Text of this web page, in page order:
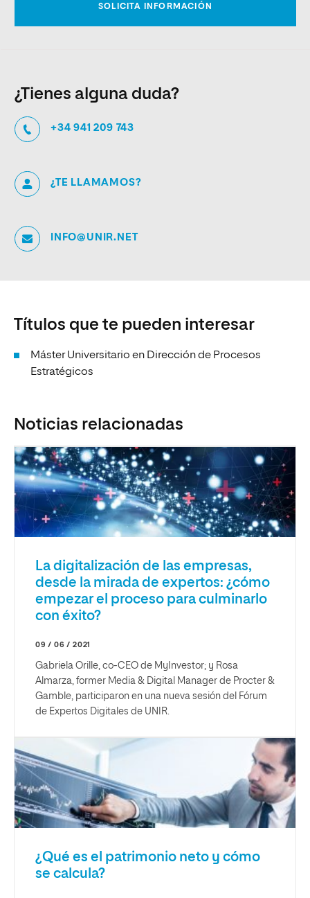
¿Tienes alguna duda?
+34 941 209 743
¿TE LLAMAMOS?
INFO@UNIR.NET
Títulos que te pueden interesar
Máster Universitario en Dirección de Procesos
Estratégicos
Noticias relacionadas
La digitalización de las empresas,
desde la mirada de expertos: ¿cómo
empezar el proceso para culminarlo
con éxito?
09 / 06 / 2021
Gabriela Orille, co-CEO de MyInvestor; y Rosa
Almarza, former Media & Digital Manager de Procter &
Gamble, participaron en una nueva sesión del Fórum
de Expertos Digitales de UNIR.
¿Qué es el patrimonio neto y cómo
se calcula?